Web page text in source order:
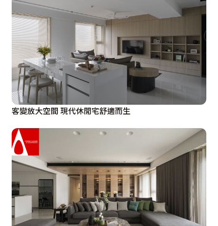
客變放大空間 現代休閒宅舒適而生